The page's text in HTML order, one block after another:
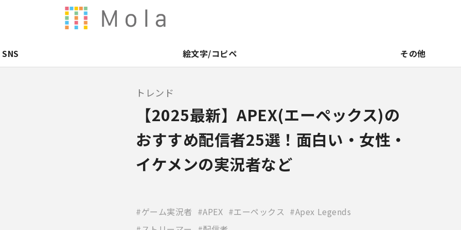
SNS 絵文字/コピペ その他
トレンド
【2025最新】APEX(エーペックス)の
おすすめ配信者25選！面白い・女性・
イケメンの実況者など
ゲーム実況者 APEX エーペックス
Apex Legends